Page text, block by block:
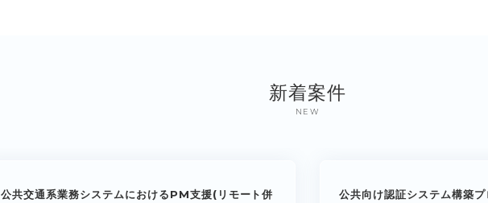
新着案件
NEW
公共交通系業務システムにおけるPM支援(リモート併
公共向け認証システム構築